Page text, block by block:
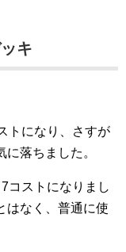
キ
トになり、さすが
落ちました。
コストになりまし
はなく、普通に使